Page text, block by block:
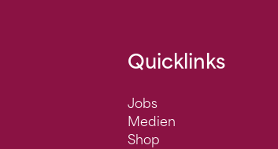
Quicklinks
Jobs
Medien
Shop